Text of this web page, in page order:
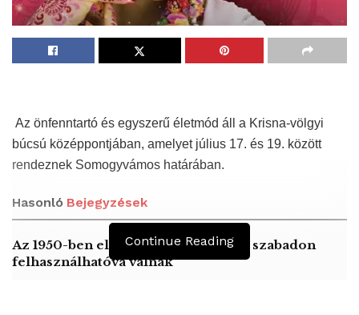
Az önfenntartó és egyszerű életmód áll a Krisna-völgyi
búcsú középpontjában, amelyet július 17. és 19. között
rendeznek Somogyvámos határában.
Hasonló Bejegyzések
Az 1950-ben elhunyt alkotók művei szabadon
felhasználhatóvá válnak
Continue Reading